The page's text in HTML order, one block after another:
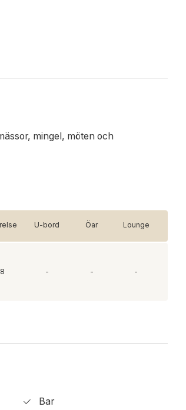
mingel, möten och
U-bord Öar Lounge
8 - - -
Bar